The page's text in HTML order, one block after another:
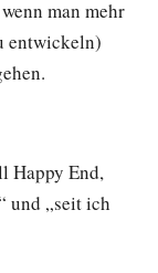
man mehr
entwickeln)
Happy End,
und „seit ich